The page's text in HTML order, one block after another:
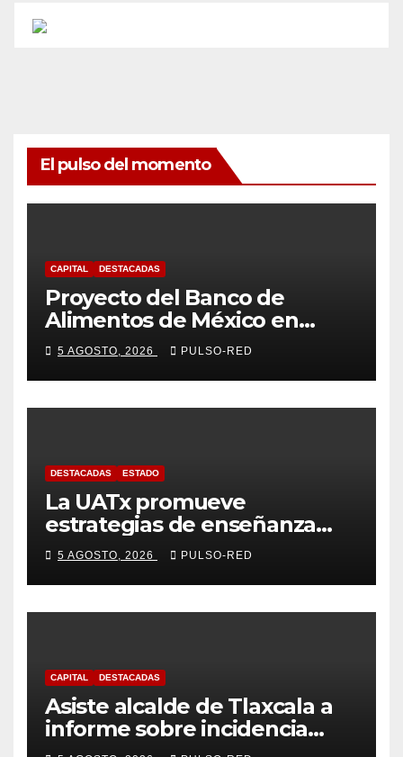
El pulso del momento
CAPITAL DESTACADAS
Proyecto del Banco de
Alimentos de México en
Tlaxcala avanza con trabajo
coordinado
5 AGOSTO, 2026 PULSO-RED
DESTACADAS ESTADO
La UATx promueve
estrategias de enseñanza
centradas en el contexto de
sus estudiantes
5 AGOSTO, 2026 PULSO-RED
CAPITAL DESTACADAS
Asiste alcalde de Tlaxcala a
informe sobre incidencia
delictiva refrenda trabajo